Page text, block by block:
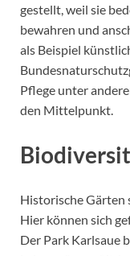
gestellt, weil sie
bewahren und
als Beispiel
Pflege unter
den Mittelpunkt.
Historische Gärten
Hier können sich
Der Park Karlsaue